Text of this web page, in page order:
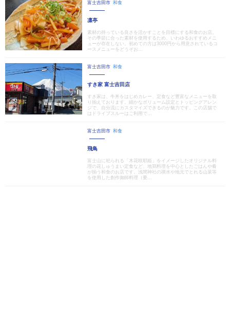
富士吉田市 和食
凛亭
素材の持っている良さを活かすことを目標にする和食のお店。
その季節に合った素材を使用するため、いわゆるおすすめメニ
ューが存在しない。初めての方は3000円から用意されているコ
ースメニューをどうぞお...
富士吉田市 和食
すき家 富士吉田店
すき家は、牛丼をはじめカレー、定食など豊富なメニューを取
り揃えております。細かなボリューム設定とトッピングアレン
ジで、自分流にカスタマイズできるのが魅力です。この店舗で
はドライブスルーはご利用で...
富士吉田市 和食
飛鳥
富士山に祀られる「木花咲耶姫」をイメージしたオリジナル料
理の花しゅうまい定食など、地鶏料理を中心としたごはんや肴
が揃う和食のお店です。浅間神社の禊水や地元でとれる山菜等
を使用した創作御師料理（要...